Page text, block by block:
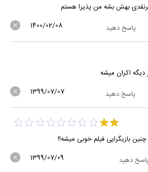
بهش بشه من پذیرا هستم
پاسخ دهید 1400/02/08
پاسخ دهید 1399/07/07
بازیگرایی فیلم خوبی میشه!!
پاسخ دهید 1399/07/09